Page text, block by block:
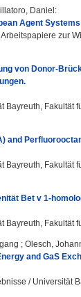
Daniel :
Agent
zur
von Donor-
Bayreuth, Fakultät
and
Bayreuth, Fakultät
Bet v 1-
Bayreuth, Fakultät
; Olesch,
and GaS
/ Universität